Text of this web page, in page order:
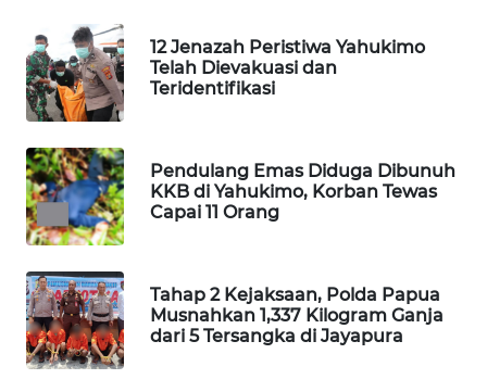
12 Jenazah Peristiwa Yahukimo
Telah Dievakuasi dan
Teridentifikasi
Pendulang Emas Diduga Dibunuh
KKB di Yahukimo, Korban Tewas
Capai 11 Orang
Tahap 2 Kejaksaan, Polda Papua
Musnahkan 1,337 Kilogram Ganja
dari 5 Tersangka di Jayapura
Wahana
Network
LISTRIK
MASYARAKAT
KELISTRIKAN
WALINKI
ID